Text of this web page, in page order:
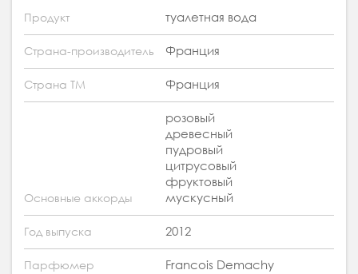
Продукт туалетная вода
Страна-производитель Франция
Страна ТМ Франция
Основные аккорды
розовый
древесный
пудровый
цитрусовый
фруктовый
мускусный
Год выпуска 2012
Парфюмер Francois Demachy